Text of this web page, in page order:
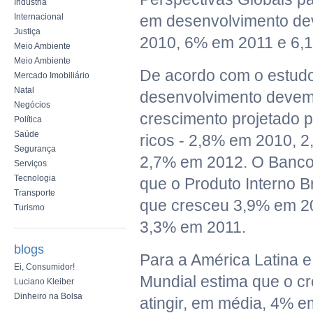
Indústria
Internacional
Justiça
Meio Ambiente
Meio Ambiente
Mercado Imobiliário
Natal
Negócios
Política
Saúde
Segurança
Serviços
Tecnologia
Transporte
Turismo
blogs
Ei, Consumidor!
Luciano Kleiber
Dinheiro na Bolsa
em desenvolvimento
2010, 6% em 2011 e
De acordo com o
desenvolvimento
crescimento projetado
ricos - 2,8% em 2010,
2,7% em 2012. O
que o Produto Interno
que cresceu 3,9% em
3,3% em 2011.
Para a América Latina
Mundial estima que o
atingir, em média, 4%